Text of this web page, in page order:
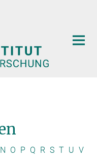
N O P Q R S T U V